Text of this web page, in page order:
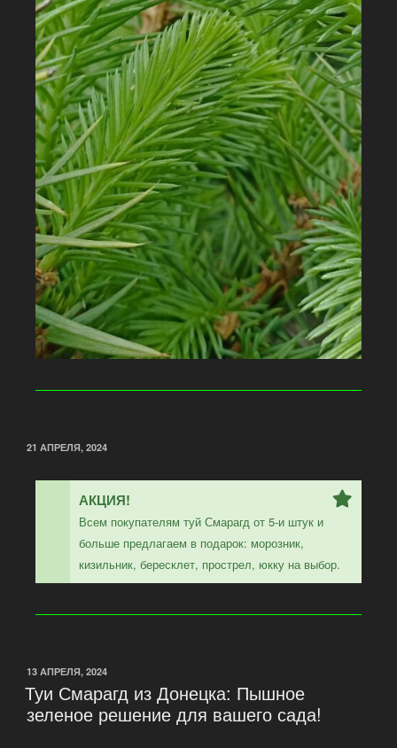
21 АПРЕЛЯ, 2024
АКЦИЯ!
Всем покупателям туй Смарагд от 5-и штук и
больше предлагаем в подарок: морозник,
кизильник, бересклет, прострел, юкку на выбор.
13 АПРЕЛЯ, 2024
Туи Смарагд из Донецка: Пышное
зеленое решение для вашего сада!